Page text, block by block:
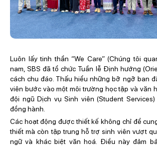
Luôn lấy tinh thần “We Care” (Chúng tôi
nam, SBS đã tổ chức Tuần lễ Định hướng
cách chu đáo. Thấu hiểu những bỡ ngỡ ban
viên bước vào một môi trường học tập và văn
đội ngũ Dịch vụ Sinh viên (Student
đồng hành.
Các hoạt động được thiết kế không chỉ để
thiết mà còn tập trung hỗ trợ sinh viên vượt
ngữ và khác biệt văn hoá. Điều này đảm